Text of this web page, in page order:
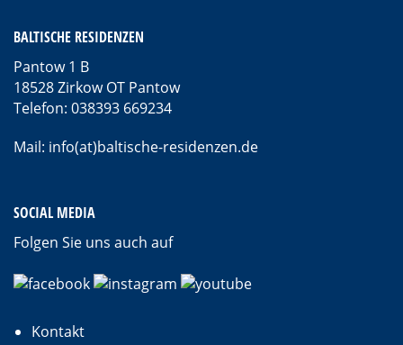
BALTISCHE RESIDENZEN
Pantow 1 B
18528 Zirkow OT Pantow
Telefon: 038393 669234
Mail: info(at)baltische-residenzen.de
SOCIAL MEDIA
Folgen Sie uns auch auf
Kontakt